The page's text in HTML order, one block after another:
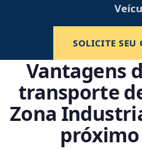
SOLICITE SEU
Vantagens
transporte
Zona